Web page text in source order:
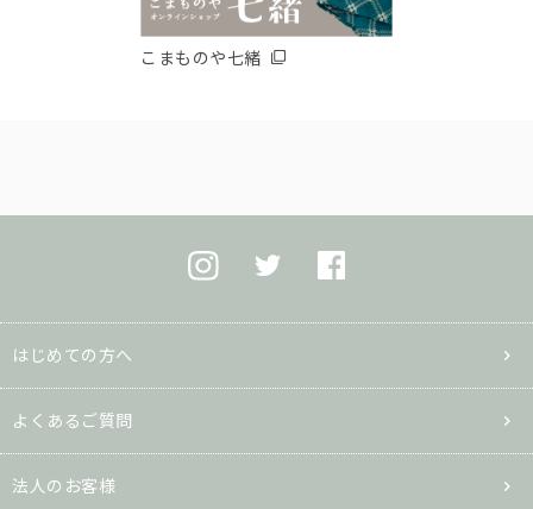
こまものや七緒
はじめての方へ
よくあるご質問
法人のお客様